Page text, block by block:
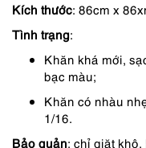
là:
Kích thước: 86cm x
Tình trạng:
Khăn khá mới,
bạc màu;
Khăn có nhàu
1/16.
Bảo quản: chỉ giặt